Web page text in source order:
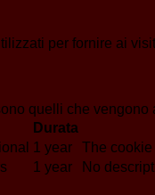
per fornire ai
quelli che
Durata
1 year
The cookie
1 year
No